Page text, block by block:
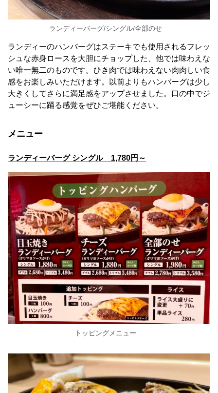
ランディーバーグ/シングル/全部のせ
ランディーのハンバーグはステーキでも使用されるフレッ
シュな赤身ロースを大胆にチョップした、他では味わえな
い唯一無二のものです。ひき肉では味わえない肉肉しい食
感をお楽しみいただけます。以前よりもハンバーグは少し
大きくしてさらに満足感をアップさせました。口の中でジ
ューシーに踊る感覚をぜひご堪能ください。
メニュー
ランディーバーグ シングル 1,780円～
トッピングメニュー